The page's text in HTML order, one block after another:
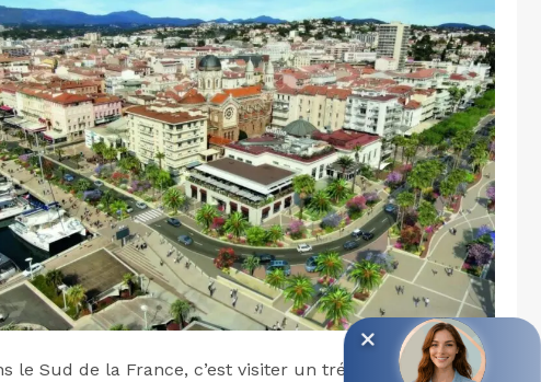
le Sud de la France, c’est visiter un trésor historique